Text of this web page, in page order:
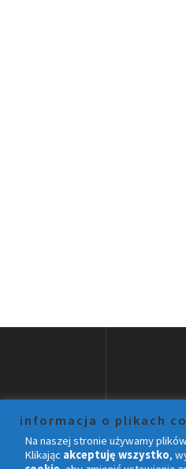
informacja o plikach
Na naszej stronie używamy
Klikając akceptuję wszystko,